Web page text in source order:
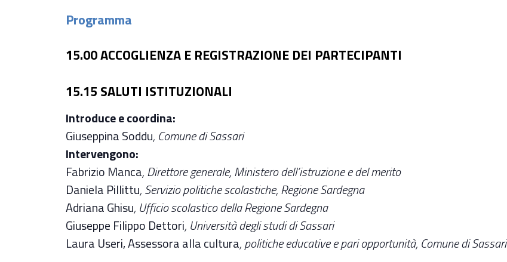
Programma
15.00 ACCOGLIENZA E REGISTRAZIONE DEI PARTECIPANTI
15.15 SALUTI ISTITUZIONALI
Introduce e coordina:
Giuseppina Soddu, Comune di Sassari
Intervengono:
Fabrizio Manca, Direttore generale, Ministero dell’istruzione e del merito
Daniela Pillittu, Servizio politiche scolastiche, Regione Sardegna
Adriana Ghisu, Ufficio scolastico della Regione Sardegna
Giuseppe Filippo Dettori, Università degli studi di Sassari
Laura Useri, Assessora alla cultura, politiche educative e pari opportunità, Comune di Sassari